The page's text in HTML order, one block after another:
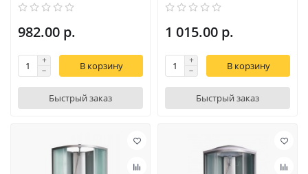
982.00 р.
В корзину
Быстрый заказ
1 015.00 р.
В корзину
Быстрый заказ